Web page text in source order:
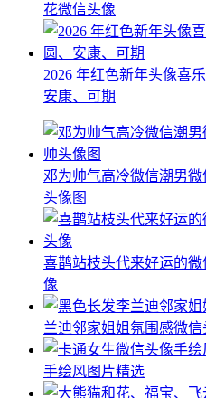
花微信头像
2026 年红色新年头像喜
安康、可期
邓为帅气高冷微信潮男
头像图
喜鹊站枝头代来好运的
像
兰迪邻家姐姐氛围感微信
手绘风图片精选